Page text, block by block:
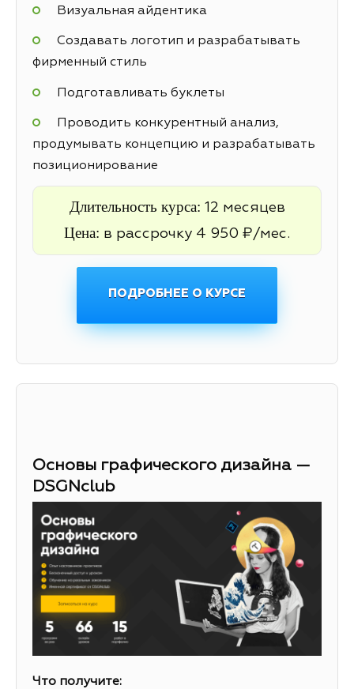
Визуальная айдентика
Создавать логотип и разрабатывать
фирменный стиль
Подготавливать буклеты
Проводить конкурентный анализ,
продумывать концепцию и разрабатывать
позиционирование
Длительность курса: 12 месяцев
Цена: в рассрочку 4 950 ₽/мес.
ПОДРОБНЕЕ О КУРСЕ
Основы графического дизайна —
DSGNclub
Что получите: